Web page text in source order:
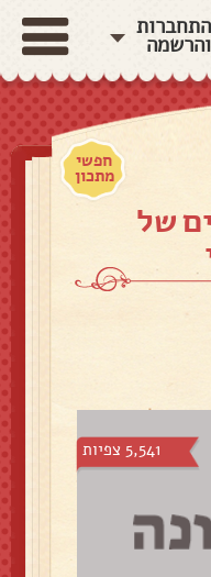
התחברות
והרשמה
חפשי
מתכון
של
5,541 צפיות